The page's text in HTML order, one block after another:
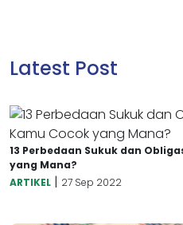
Latest Post
13 Perbedaan Sukuk dan
yang Mana?
ARTIKEL | 27 Sep 2022